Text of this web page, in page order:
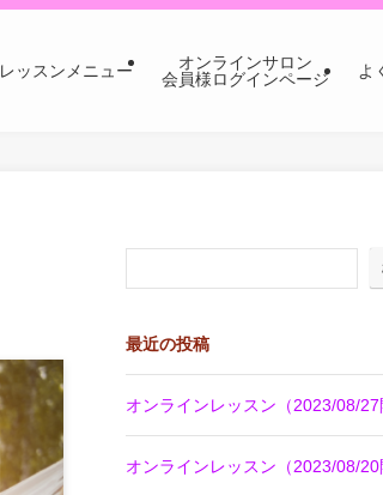
レッスンメニュー
オンラインサロン
会員様ログインページ
よ
最近の投稿
オンラインレッスン（2023/08/27
オンラインレッスン（2023/08/20